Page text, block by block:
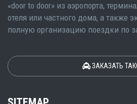
«door to door» из аэропорта,
отеля или частного дома, а также
полную организацию поездки по
ЗАКАЗАТЬ